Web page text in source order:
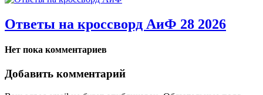
Ответы на кроссворд АиФ 28 2026
Нет пока комментариев
Добавить комментарий